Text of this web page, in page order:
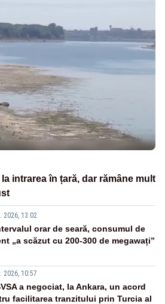
intrarea în țară, dar rămâne mult
2026, 13:02
orar de seară, consumul de
„a scăzut cu 200-300 de megawați”
2026, 10:57
a negociat, la Ankara, un acord
facilitarea tranzitului prin Turcia al